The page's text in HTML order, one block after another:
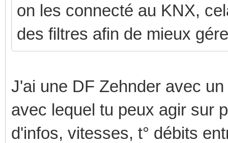
on les connecté au KNX,
des filtres afin de mieux
J'ai une DF Zehnder avec
avec lequel tu peux agir sur
d'infos, vitesses, t° débits